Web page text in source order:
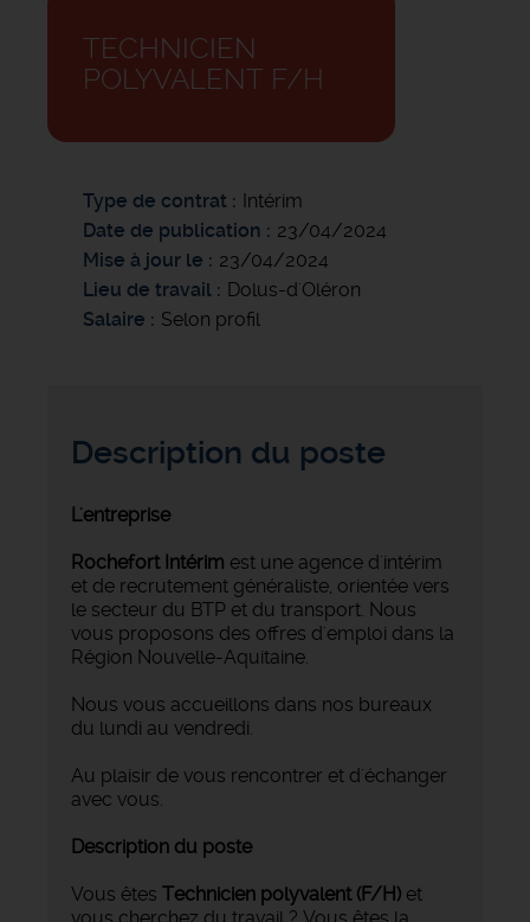
TECHNICIEN
POLYVALENT F/H
Type de contrat
Intérim
Date de publication
23/04/2024
Mise à jour le
23/04/2024
Lieu de travail
Dolus-d'Oléron
Salaire
Selon profil
Description du poste
L'entreprise
Rochefort Intérim est une agence d'intérim
et de recrutement généraliste, orientée vers
le secteur du BTP et du transport. Nous
vous proposons des offres d'emploi dans la
Région Nouvelle-Aquitaine.
Nous vous accueillons dans nos bureaux
du lundi au vendredi.
Au plaisir de vous rencontrer et d'échanger
avec vous.
Description du poste
Vous êtes Technicien polyvalent (F/H) et